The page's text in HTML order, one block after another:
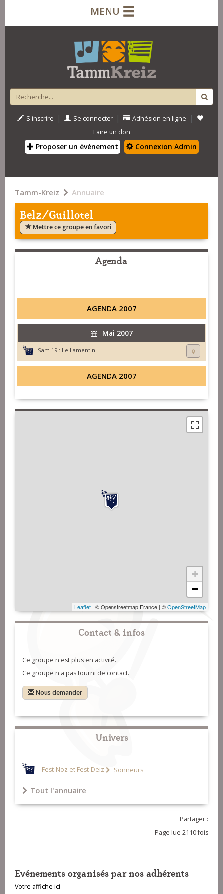
MENU
S'inscrire | Se connecter | Adhésion en ligne |
Faire un don
Proposer un évènement Connexion Admin
Tamm-Kreiz Annuaire
Belz/Guillotel
Mettre ce groupe en favori
Agenda
AGENDA 2007
Mai 2007
Sam 19 : Le Lamentin
AGENDA 2007
+
−
Leaflet | © Openstreetmap France | ©OpenStreetMap
Contact & infos
Ce groupe n'est plus en activité.
Ce groupe n'a pas fourni de contact.
Nous demander
Univers
Fest-Noz et Fest-Deiz Sonneurs
Tout l'annuaire
Partager :
Page lue 2110 fois
Evénements organisés par nos adhérents
Votre affiche ici